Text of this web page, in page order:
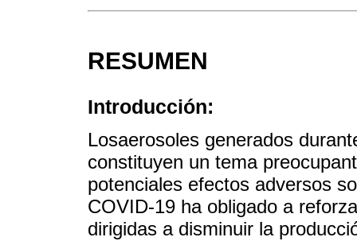
RESUMEN
Introducción:
Losaerosoles generados
constituyen un tema
potenciales efectos adversos
COVID-19 ha obligado a
dirigidas a disminuir la